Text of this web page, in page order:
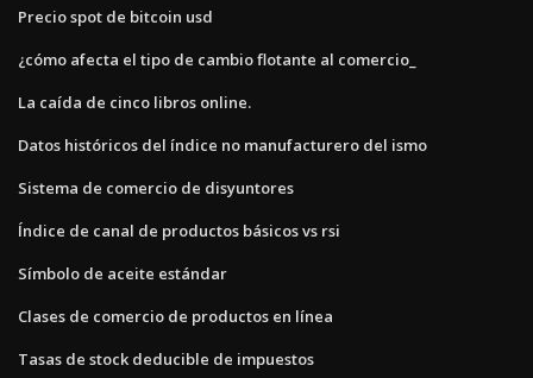
Precio spot de bitcoin usd
¿cómo afecta el tipo de cambio flotante al comercio_
La caída de cinco libros online.
Datos históricos del índice no manufacturero del ismo
Sistema de comercio de disyuntores
Índice de canal de productos básicos vs rsi
Símbolo de aceite estándar
Clases de comercio de productos en línea
Tasas de stock deducible de impuestos